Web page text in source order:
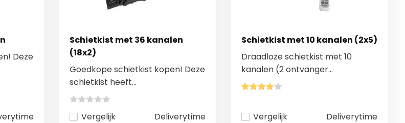
Deze
Schietkist met 36 kanalen
(18x2)
Goedkope schietkist kopen! Deze
schietkist heeft...
Vergelijk
Deliverytime
Schietkist met 10 kanalen (2x5)
Draadloze schietkist met 10
kanalen (2 ontvanger...
Vergelijk
Deliverytime